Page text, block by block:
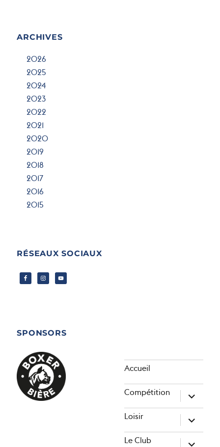
ARCHIVES
2026
2025
2024
2023
2022
2021
2020
2019
2018
2017
2016
2015
RÉSEAUX SOCIAUX
SPONSORS
Accueil
Compétition
ouvrir
le
sous-
menu
Loisir
ouvrir
le
sous-
menu
Le Club
ouvrir